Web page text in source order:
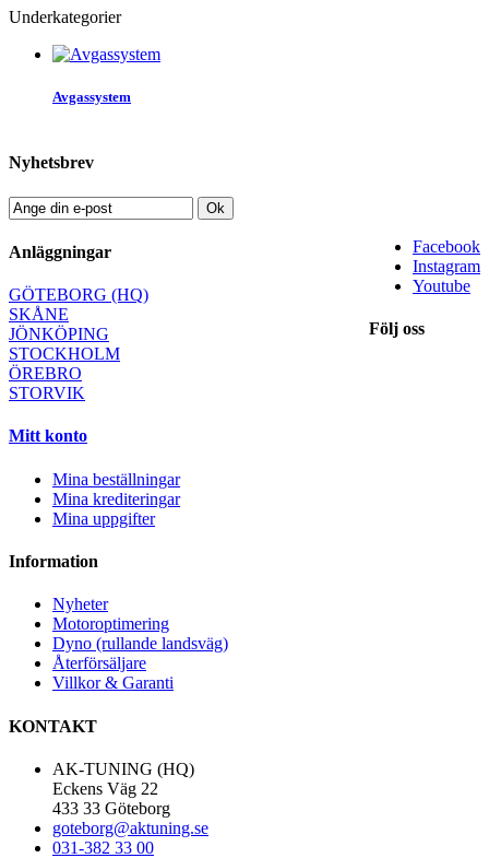
Underkategorier
Avgassystem
Nyhetsbrev
Ok
Facebook
Instagram
Youtube
Följ oss
Anläggningar
GÖTEBORG (HQ)
SKÅNE
JÖNKÖPING
STOCKHOLM
ÖREBRO
STORVIK
Mitt konto
Mina beställningar
Mina krediteringar
Mina uppgifter
Information
Nyheter
Motoroptimering
Dyno (rullande landsväg)
Återförsäljare
Villkor & Garanti
KONTAKT
AK-TUNING (HQ)
Eckens Väg 22
433 33 Göteborg
goteborg@aktuning.se
031-382 33 00